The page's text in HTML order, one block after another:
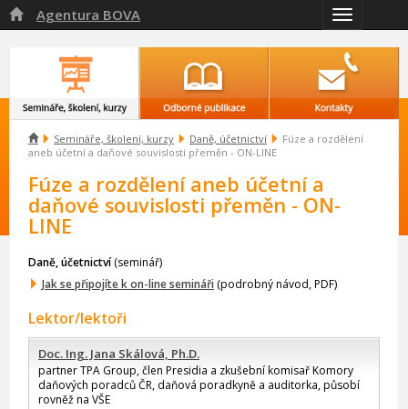
Přepnout
navigaci
 Agentura BOVA
 Semináře, školení, kurzy Daně, účetnictví
Fúze a rozdělení
aneb účetní a daňové souvislosti přeměn - ON-LINE
Fúze a rozdělení aneb účetní a
daňové souvislosti přeměn - ON-
LINE
Daně, účetnictví(seminář)
Jak se připojíte k on-line semináři (podrobný návod, PDF)
Lektor/lektoři
Doc. Ing. Jana Skálová, Ph.D.
partner TPA Group, člen Presidia a zkušební komisař Komory
daňových poradců ČR, daňová poradkyně a auditorka, působí
rovněž na VŠE